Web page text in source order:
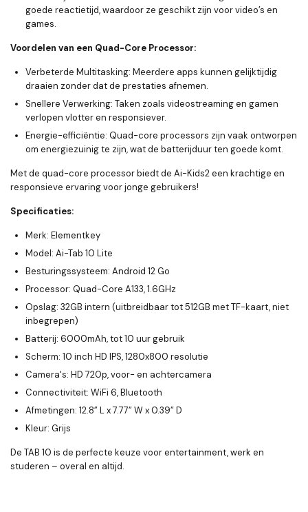
goede reactietijd, waardoor ze geschikt zijn voor video’s en
games.
Voordelen van een Quad-Core Processor:
Verbeterde Multitasking: Meerdere apps kunnen gelijktijdig
draaien zonder dat de prestaties afnemen.
Snellere Verwerking: Taken zoals videostreaming en gamen
verlopen vlotter en responsiever.
Energie-efficiëntie: Quad-core processors zijn vaak ontworpen
om energiezuinig te zijn, wat de batterijduur ten goede komt.
Met de quad-core processor biedt de Ai-Kids2 een krachtige en
responsieve ervaring voor jonge gebruikers!
Specificaties:
Merk: Elementkey
Model: Ai-Tab 10 Lite
Besturingssysteem: Android 12 Go
Processor: Quad-Core A133, 1.6GHz
Opslag: 32GB intern (uitbreidbaar tot 512GB met TF-kaart, niet
inbegrepen)
Batterij: 6000mAh, tot 10 uur gebruik
Scherm: 10 inch HD IPS, 1280x800 resolutie
Camera's: HD 720p, voor- en achtercamera
Connectiviteit: WiFi 6, Bluetooth
Afmetingen: 12.8” L x 7.77” W x 0.39” D
Kleur: Grijs
De TAB 10 is de perfecte keuze voor entertainment, werk en
studeren – overal en altijd.